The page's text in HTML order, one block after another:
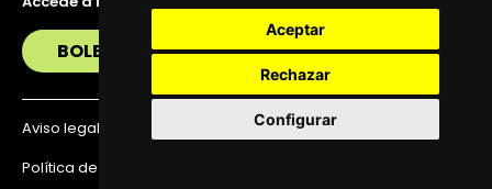
Aceptar
Rechazar
Configurar
BOLETÍN
Aviso legal
Política de privacidad
Política de Cookies